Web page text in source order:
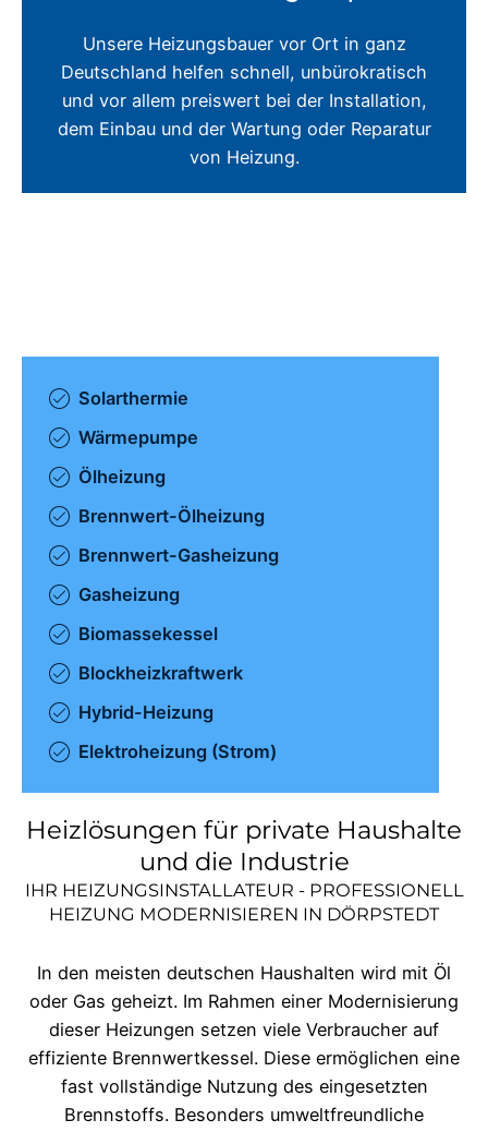
Unsere Heizungsbauer vor Ort in ganz
Deutschland helfen schnell, unbürokratisch
und vor allem preiswert bei der Installation,
dem Einbau und der Wartung oder Reparatur
von Heizung.
Solarthermie
Wärmepumpe
Ölheizung
Brennwert-Ölheizung
Brennwert-Gasheizung
Gasheizung
Biomassekessel
Blockheizkraftwerk
Hybrid-Heizung
Elektroheizung (Strom)
Heizlösungen für private Haushalte
und die Industrie
IHR HEIZUNGSINSTALLATEUR - PROFESSIONELL
HEIZUNG MODERNISIEREN IN DÖRPSTEDT
In den meisten deutschen Haushalten wird mit Öl
oder Gas geheizt. Im Rahmen einer Modernisierung
dieser Heizungen setzen viele Verbraucher auf
effiziente Brennwertkessel. Diese ermöglichen eine
fast vollständige Nutzung des eingesetzten
Brennstoffs. Besonders umweltfreundliche